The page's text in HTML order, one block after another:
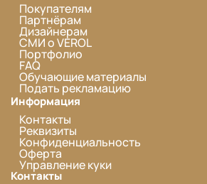
Покупателям
Партнёрам
Дизайнерам
СМИ о VEROL
Портфолио
FAQ
Обучающие материалы
Подать рекламацию
Информация
Контакты
Реквизиты
Конфиденциальность
Оферта
Управление куки
Контакты